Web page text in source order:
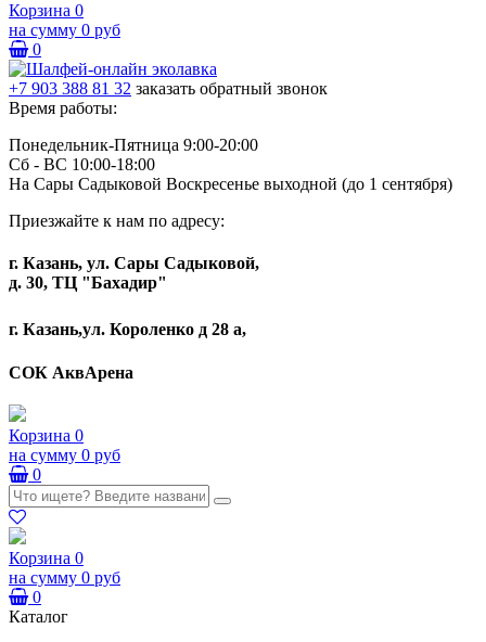
Корзина 0
на сумму 0 руб
0
+7 903 388 81 32 заказать обратный звонок
Время работы:
Понедельник-Пятница 9:00-20:00
Сб - ВС 10:00-18:00
На Сары Садыковой Воскресенье выходной (до 1 сентября)
Приезжайте к нам по адресу:
г. Казань, ул. Сары Садыковой,
д. 30, ТЦ "Бахадир"
г. Казань,ул. Короленко д 28 а,
СОК АквАрена
Корзина 0
на сумму 0 руб
0
Корзина 0
на сумму 0 руб
0
Каталог